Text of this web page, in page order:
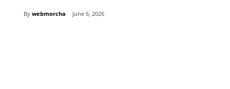
By webmorcha June 6, 2026